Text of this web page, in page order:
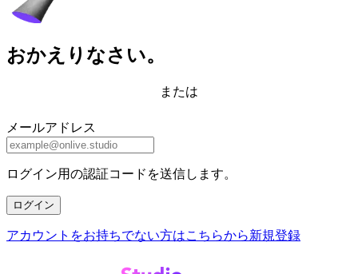
おかえりなさい。
または
メールアドレス
ログイン用の認証コードを送信します。
ログイン
アカウントをお持ちでない方はこちらから新規登録